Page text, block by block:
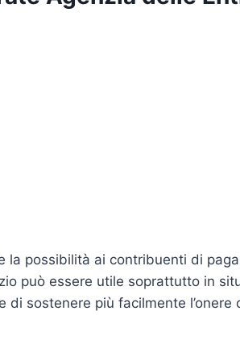
la possibilità ai contribuenti di
può essere utile soprattutto in
di sostenere più facilmente l’onere